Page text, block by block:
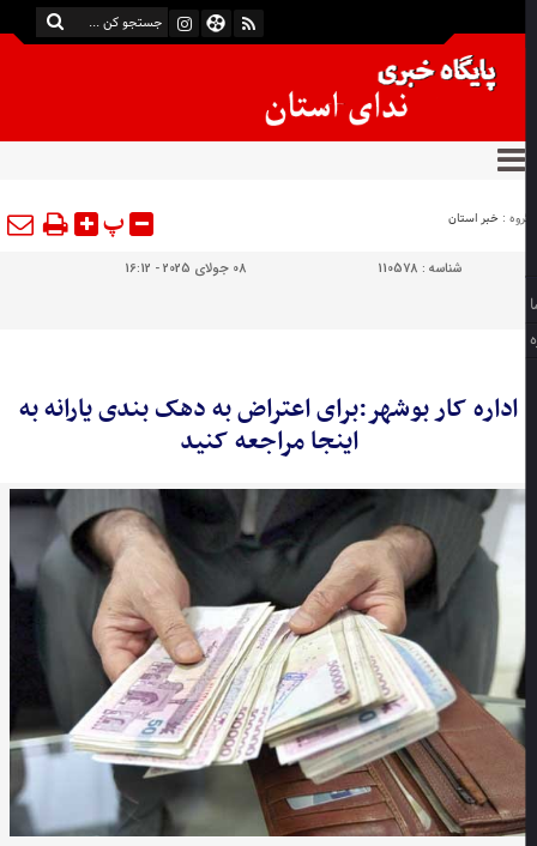
:خبر استان پ
شناسه :110578 08 جولای 2025 - 16:12
اداره کار بوشهر:برای اعتراض به دهک بندی یارانه به
اینجا مراجعه کنید